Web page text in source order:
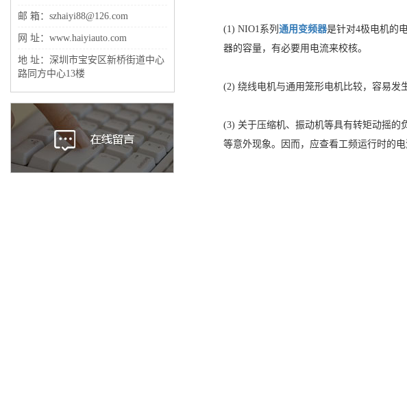
邮 箱：szhaiyi88@126.com
网 址：www.haiyiauto.com
地 址：深圳市宝安区新桥街道中心
路同方中心13楼
(1) NIO1系列通用变频器是针对4极电机的
器的容量，有必要用电流来校核。
(2) 绕线电机与通用笼形电机比较，容易发
(3) 关于压缩机、振动机等具有转矩动摇的
等意外现象。因而，应查看工频运行时的